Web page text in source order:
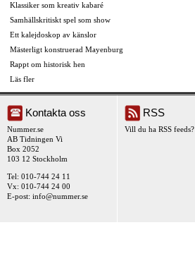
Klassiker som kreativ kabaré
Samhällskritiskt spel som show
Ett kalejdoskop av känslor
Mästerligt konstruerad Mayenburg
Rappt om historisk hen
Läs fler
Kontakta oss
Nummer.se
AB Tidningen Vi
Box 2052
103 12 Stockholm
Tel: 010-744 24 11
Vx: 010-744 24 00
E-post: info@nummer.se
RSS
Vill du ha RSS feeds?